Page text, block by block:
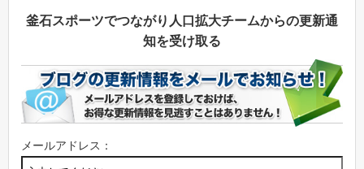
釜石スポーツでつながり人口拡大チームからの更新通
知を受け取る
メールアドレス：